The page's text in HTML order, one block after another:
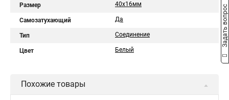
Размер 40х16мм
Самозатухающий Да
Тип Соединение
Цвет Белый
Похожие товары
Задать вопрос